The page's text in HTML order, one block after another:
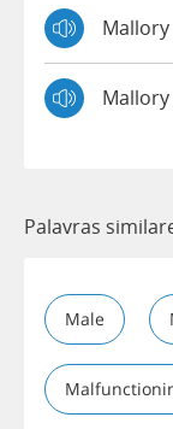
Palavras
Male